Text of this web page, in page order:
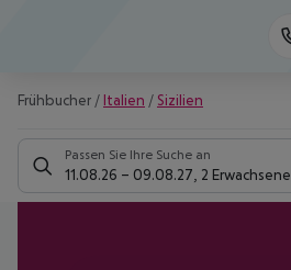
Frühbucher / Italien / Sizilien
Passen Sie Ihre Suche an
11.08.26 – 09.08.27 2 Erwachsene